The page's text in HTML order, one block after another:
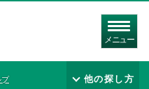
メニュー
プ 他の探し方